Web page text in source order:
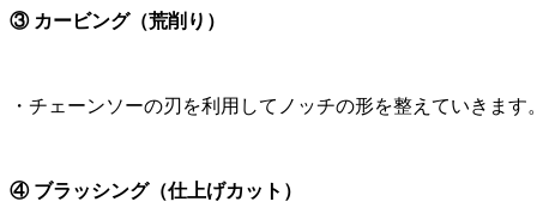
③ カービング（荒削り）
・チェーンソーの刃を利用してノッチの形を整えていきます。
④ ブラッシング（仕上げカット）